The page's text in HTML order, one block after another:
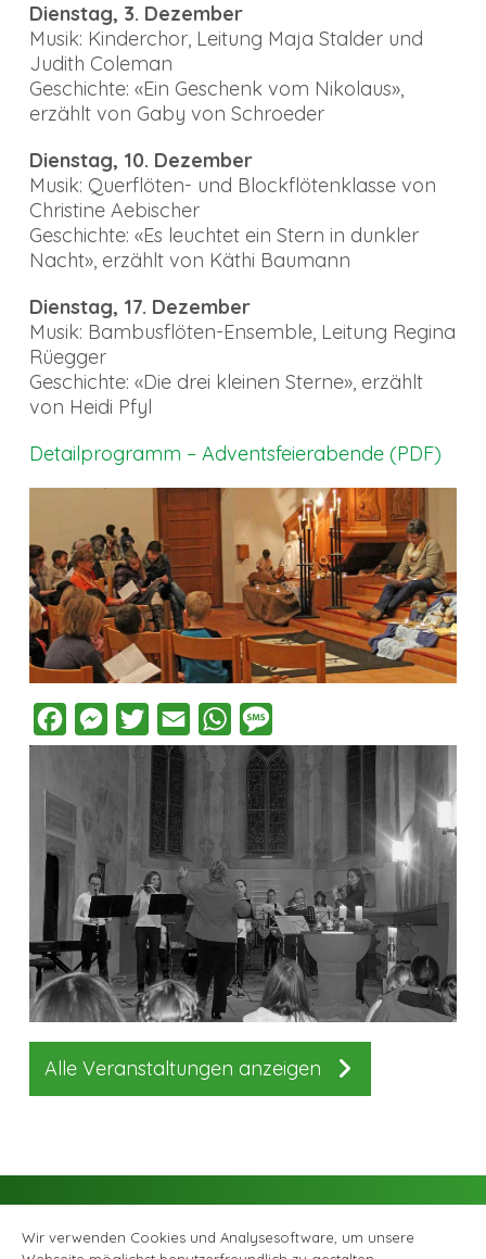
Dienstag, 3. Dezember
Musik: Kinderchor, Leitung Maja Stalder und
Judith Coleman
Geschichte: «Ein Geschenk vom Nikolaus»,
erzählt von Gaby von Schroeder
Dienstag, 10. Dezember
Musik: Querflöten- und Blockflötenklasse von
Christine Aebischer
Geschichte: «Es leuchtet ein Stern in dunkler
Nacht», erzählt von Käthi Baumann
Dienstag, 17. Dezember
Musik: Bambusflöten-Ensemble, Leitung Regina
Rüegger
Geschichte: «Die drei kleinen Sterne», erzählt
von Heidi Pfyl
Detailprogramm – Adventsfeierabende (PDF)
FacebookMessenger
Twitter Email WhatsApp
Alle Veranstaltungen anzeigen
Wir verwenden Cookies und Analysesoftware, um unsere